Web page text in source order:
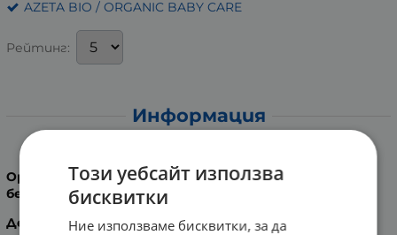
AZETA BIO / ORGANIC BABY CARE
Рейтинг:
Информация
Органична Био Веган Безглутенова Козметика за
бебета и деца!
Действие:
Този уебсайт използва
бисквитки
Ние използваме бисквитки, за да